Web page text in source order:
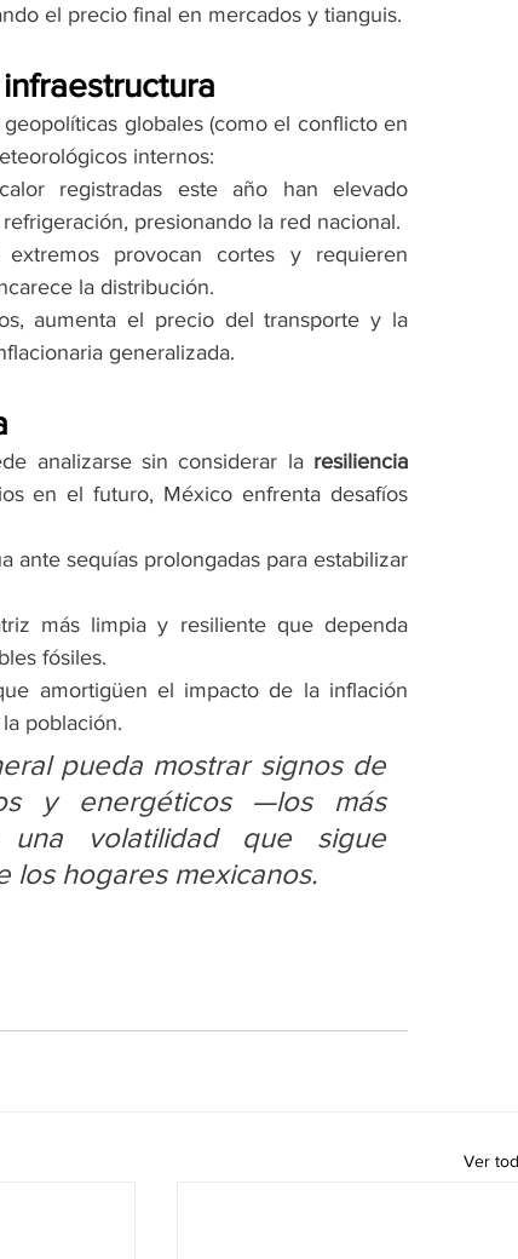
el precio final en mercados y tianguis.
globales (como el conflicto en
internos:
registradas este año han elevado
presionando la red nacional.
provocan cortes y requieren
la distribución.
aumenta el precio del transporte y la
generalizada.
analizarse sin considerar la resiliencia
en el futuro, México enfrenta desafíos
ante sequías prolongadas para estabilizar
más limpia y resiliente que dependa
fósiles.
amortigüen el impacto de la inflación
población.
pueda mostrar signos de
y energéticos —los más
volatilidad que sigue
los hogares mexicanos.
Ver